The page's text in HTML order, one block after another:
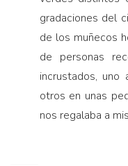
gradaciones del
de los muñecos
de personas
incrustados,
otros en unas
nos regalaba a